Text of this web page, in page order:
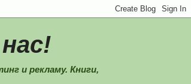
и рекламу. Книги,